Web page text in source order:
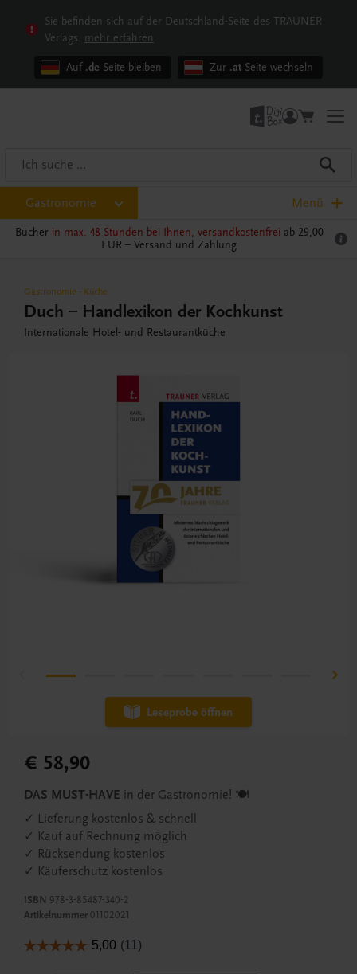
Sie befinden sich auf der Deutschland-Seite des TRAUNER
Verlags. mehr erfahren
Auf .de Seite bleiben Zur .at Seite wechseln
Gastronomie Menü
Bücher in max. 48 Stunden bei Ihnen, versandkostenfrei ab 29,00
EUR – Versand und Zahlung
Gastronomie - Küche
Duch – Handlexikon der Kochkunst
Internationale Hotel- und Restaurantküche
Leseprobe öffnen
€ 58,90
DAS MUST-HAVE in der Gastronomie! 🍽️
✓ Lieferung kostenlos & schnell
✓ Kauf auf Rechnung möglich
✓ Rücksendung kostenlos
✓ Käuferschutz kostenlos
ISBN 978-3-85487-340-2
Artikelnummer 01102021